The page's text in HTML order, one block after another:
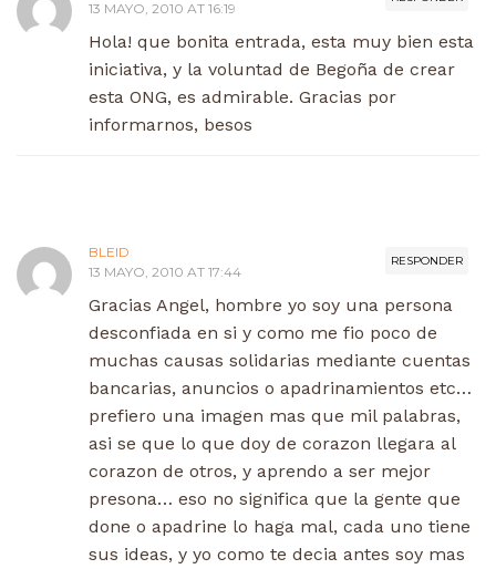
13 MAYO, 2010 AT 16:19
Hola! que bonita entrada, esta muy bien esta
iniciativa, y la voluntad de Begoña de crear
esta ONG, es admirable. Gracias por
informarnos, besos
RESPONDER
BLEID
13 MAYO, 2010 AT 17:44
Gracias Angel, hombre yo soy una persona
desconfiada en si y como me fio poco de
muchas causas solidarias mediante cuentas
bancarias, anuncios o apadrinamientos etc…
prefiero una imagen mas que mil palabras,
asi se que lo que doy de corazon llegara al
corazon de otros, y aprendo a ser mejor
presona… eso no significa que la gente que
done o apadrine lo haga mal, cada uno tiene
sus ideas, y yo como te decia antes soy mas